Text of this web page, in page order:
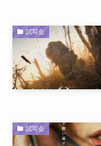
試写会
試写会